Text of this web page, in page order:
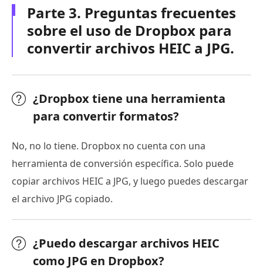
Parte 3. Preguntas frecuentes
sobre el uso de Dropbox para
convertir archivos HEIC a JPG.
¿Dropbox tiene una herramienta
para convertir formatos?
No, no lo tiene. Dropbox no cuenta con una
herramienta de conversión específica. Solo puede
copiar archivos HEIC a JPG, y luego puedes descargar
el archivo JPG copiado.
¿Puedo descargar archivos HEIC
como JPG en Dropbox?